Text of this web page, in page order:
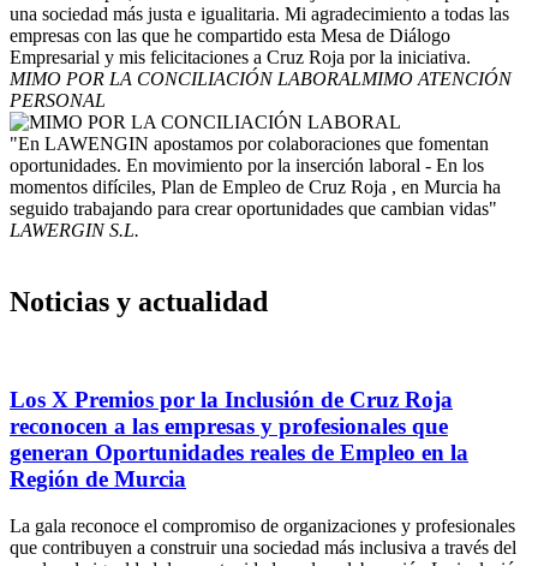
una sociedad más justa e igualitaria. Mi agradecimiento a todas las
empresas con las que he compartido esta Mesa de Diálogo
Empresarial y mis felicitaciones a Cruz Roja por la iniciativa.
MIMO POR LA CONCILIACIÓN LABORALMIMO ATENCIÓN
PERSONAL
"En LAWENGIN apostamos por colaboraciones que fomentan
oportunidades. En movimiento por la inserción laboral - En los
momentos difíciles, Plan de Empleo de Cruz Roja , en Murcia ha
seguido trabajando para crear oportunidades que cambian vidas"
LAWERGIN S.L.
Noticias y actualidad
Los X Premios por la Inclusión de Cruz Roja
reconocen a las empresas y profesionales que
generan Oportunidades reales de Empleo en la
Región de Murcia
La gala reconoce el compromiso de organizaciones y profesionales
que contribuyen a construir una sociedad más inclusiva a través del